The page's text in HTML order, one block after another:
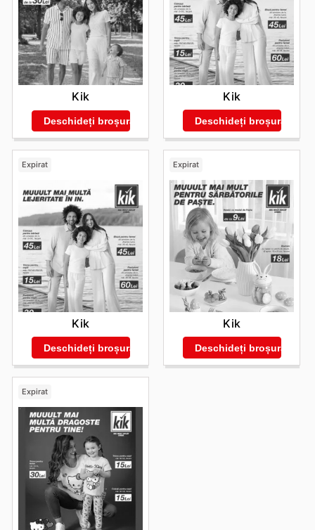
Kik
Deschideți broșura
Kik
Deschideți broșura
Expirat
Kik
Deschideți broșura
Expirat
Kik
Deschideți broșura
Expirat